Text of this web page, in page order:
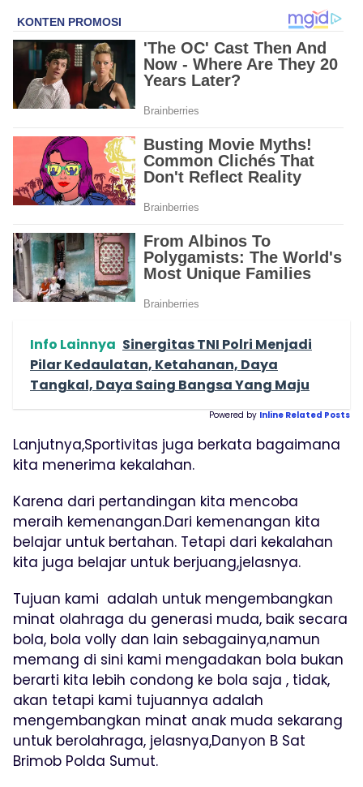
Info Lainnya Sinergitas TNI Polri Menjadi
Pilar Kedaulatan, Ketahanan, Daya
Tangkal, Daya Saing Bangsa Yang Maju
Powered by Inline Related Posts
Lanjutnya,Sportivitas juga berkata bagaimana
kita menerima kekalahan.
Karena dari pertandingan kita mencoba
meraih kemenangan.Dari kemenangan kita
belajar untuk bertahan. Tetapi dari kekalahan
kita juga belajar untuk berjuang,jelasnya.
Tujuan kami adalah untuk mengembangkan
minat olahraga du generasi muda, baik secara
bola, bola volly dan lain sebagainya,namun
memang di sini kami mengadakan bola bukan
berarti kita lebih condong ke bola saja , tidak,
akan tetapi kami tujuannya adalah
mengembangkan minat anak muda sekarang
untuk berolahraga, jelasnya,Danyon B Sat
Brimob Polda Sumut.